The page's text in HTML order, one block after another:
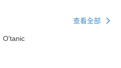
查看全部
O'tanic